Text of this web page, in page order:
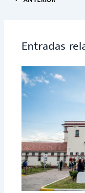
Entradas